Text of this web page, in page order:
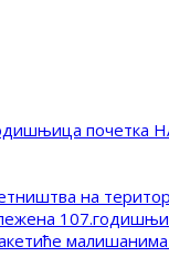
почетка
на